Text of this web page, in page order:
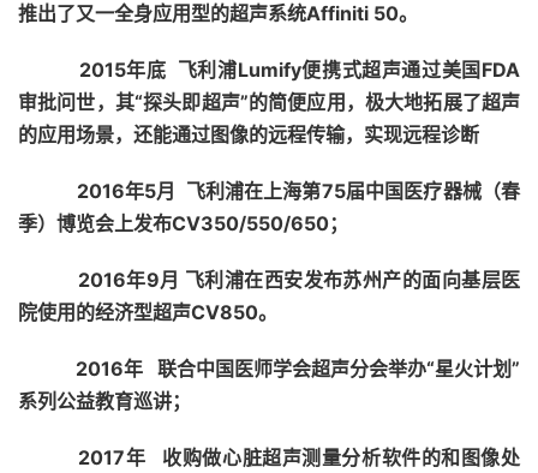
推出了又一全身应用型的超声系统Affiniti 50。
2015年底 飞利浦Lumify便携式超声通过美国FDA
审批问世，其“探头即超声”的简便应用，极大地拓展了超声
的应用场景，还能通过图像的远程传输，实现远程诊断
2016年5月 飞利浦在上海第75届中国医疗器械（春
季）博览会上发布CV350/550/650；
2016年9月 飞利浦在西安发布苏州产的面向基层医
院使用的经济型超声CV850。
2016年 联合中国医师学会超声分会举办“星火计划”
系列公益教育巡讲；
2017年 收购做心脏超声测量分析软件的和图像处